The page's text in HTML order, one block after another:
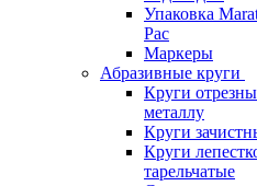
Упаковка
Pac
Маркеры
Абразивные круги
Круги
металлу
Круги
Круги
тарельчатые